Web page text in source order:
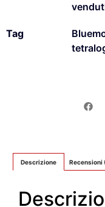
Tag
Descrizione Recensioni